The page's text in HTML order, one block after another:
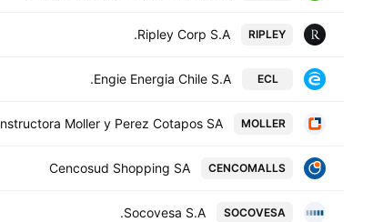
RIPLEY
Ripley Corp S.A.
ECL
Engie Energia Chile S.A.
MOLLER
Moller y Perez Cotapos SA
CENCOMALLS
Cencosud Shopping SA
SOCOVESA
Socovesa S.A.